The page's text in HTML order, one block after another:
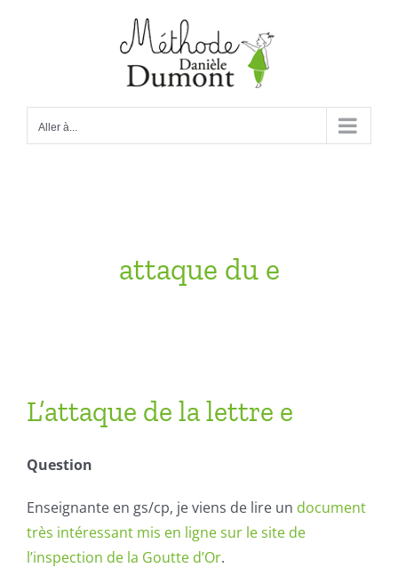
Aller à...
attaque du e
L’attaque de la lettre e
Question
Enseignante en gs/cp, je viens de lire un document
très intéressant mis en ligne sur le site de
l’inspection de la Goutte d’Or.